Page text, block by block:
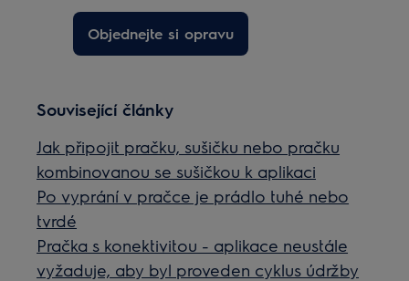
Objednejte si opravu
Související články
Jak připojit pračku, sušičku nebo pračku
kombinovanou se sušičkou k aplikaci
Po vyprání v pračce je prádlo tuhé nebo
tvrdé
Pračka s konektivitou - aplikace neustále
vyžaduje, aby byl proveden cyklus údržby